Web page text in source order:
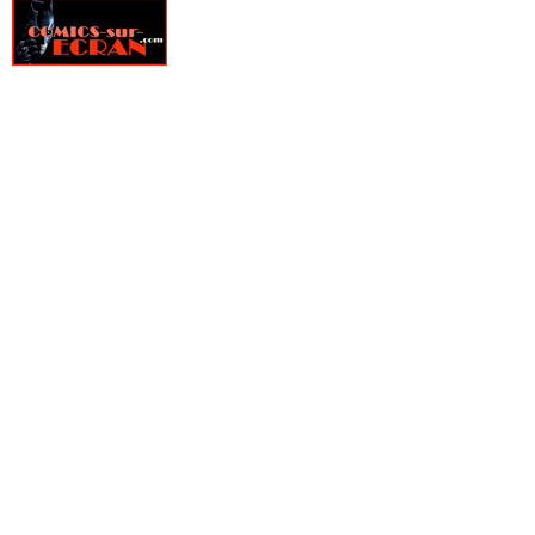
› Prédator Vs Black Panther : Chasse au Wakanda
› Hulk Gris - Edition définitive
› Dark Maul - Black, White and Red
» TKO Comics
» Vertigo Big Book